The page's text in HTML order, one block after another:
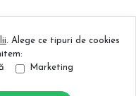
. Alege ce tipuri de cookies
Marketing